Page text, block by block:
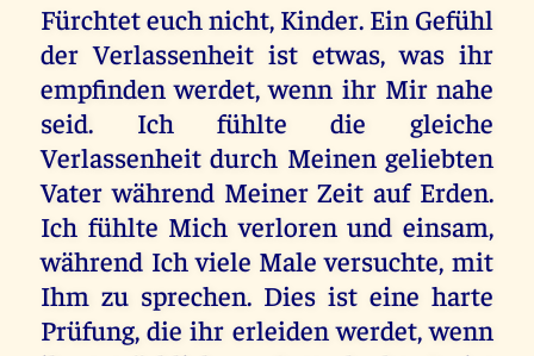
Fürchtet euch nicht, Kinder. Ein Gefühl
der Verlassenheit ist etwas, was ihr
empfinden werdet, wenn ihr Mir nahe
seid. Ich fühlte die gleiche
Verlassenheit durch Meinen geliebten
Vater während Meiner Zeit auf Erden.
Ich fühlte Mich verloren und einsam,
während Ich viele Male versuchte, mit
Ihm zu sprechen. Dies ist eine harte
Prüfung, die ihr erleiden werdet, wenn